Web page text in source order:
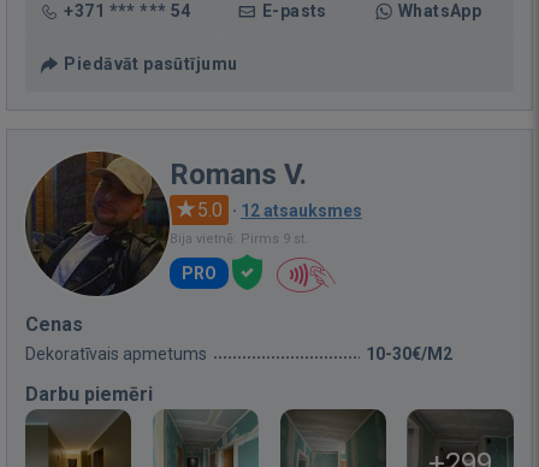
+371 *** *** 54 E-pasts WhatsApp
Piedāvāt pasūtījumu
Romans V.
5.0 · 12 atsauksmes
Bija vietnē: Pirms 9 st.
PRO
Cenas
Dekoratīvais apmetums 10-30€/M2
Darbu piemēri